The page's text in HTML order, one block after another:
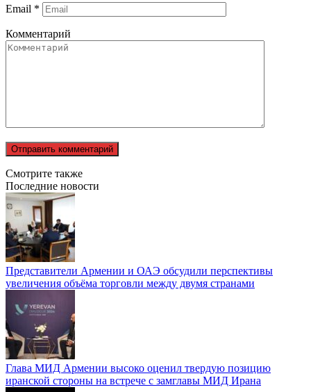
Email *
Комментарий
Смотрите также
Последние новости
Представители Армении и ОАЭ обсудили перспективы
увеличения объёма торговли между двумя странами
Глава МИД Армении высоко оценил твердую позицию
иранской стороны на встрече с замглавы МИД Ирана